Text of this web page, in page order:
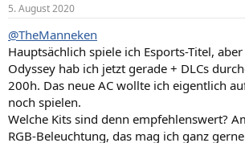
5. August 2020
@TheManneken
Hauptsächlich spiele ich Esports-Titel, aber
Odyssey hab ich jetzt gerade + DLCs
200h. Das neue AC wollte ich eigentlich
noch spielen.
Welche Kits sind denn empfehlenswert?
RGB-Beleuchtung, das mag ich ganz